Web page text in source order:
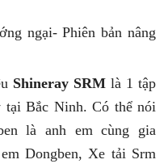
ngại- Phiên bản nâng
Shineray SRMlà 1 tập
tại Bắc Ninh. Có thể nói
là anh em cùng gia
Dongben, Xe tải Srm